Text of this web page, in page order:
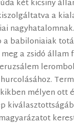
két kicsiny
a
a babiloniaiak
a zsidó állam
mélyen ott